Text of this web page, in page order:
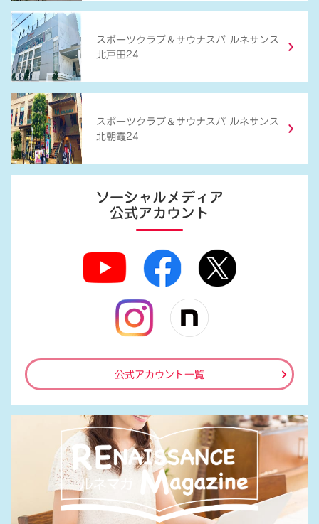
スポーツクラブ ＆ サウナスパ ルネサンス
北戸田24
スポーツクラブ ＆ サウナスパ ルネサンス
北朝霞24
ソーシャルメディア
公式アカウント
公式アカウント一覧